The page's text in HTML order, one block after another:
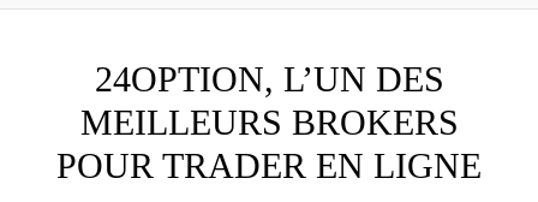
24OPTION, L’UN DES
MEILLEURS BROKERS
POUR TRADER EN LIGNE